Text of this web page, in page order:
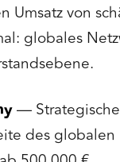
Umsatz von
globales
—
des